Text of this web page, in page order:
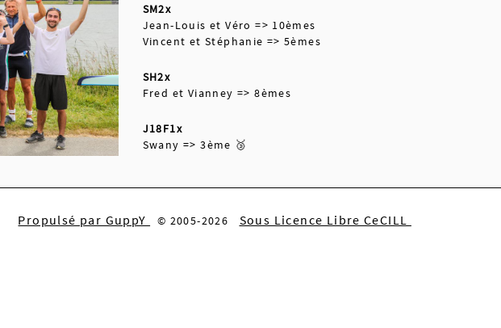
SM2x
Jean-Louis et Véro => 10èmes
Vincent et Stéphanie => 5èmes
SH2x
Fred et Vianney => 8èmes
J18F1x
Swany => 3ème 🥉
Propulsé par GuppY © 2005-2026 Sous Licence Libre CeCILL